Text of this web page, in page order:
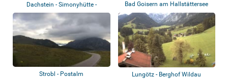
Dachstein - Simonyhütte -
Hallstättergle...
Bad Goisern am Hallstättersee
Strobl - Postalm Lungötz - Berghof Wildau